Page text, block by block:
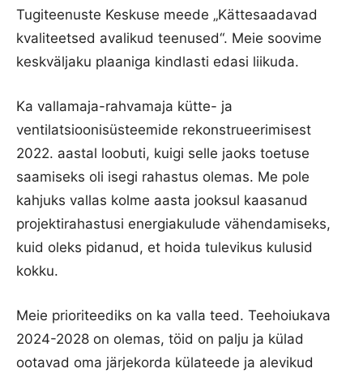
Tugiteenuste Keskuse meede „Kättesaadavad
kvaliteetsed avalikud teenused“. Meie soovime
keskväljaku plaaniga kindlasti edasi liikuda.
Ka vallamaja-rahvamaja kütte- ja
ventilatsioonisüsteemide rekonstrueerimisest
2022. aastal loobuti, kuigi selle jaoks toetuse
saamiseks oli isegi rahastus olemas. Me pole
kahjuks vallas kolme aasta jooksul kaasanud
projektirahastusi energiakulude vähendamiseks,
kuid oleks pidanud, et hoida tulevikus kulusid
kokku.
Meie prioriteediks on ka valla teed. Teehoiukava
2024-2028 on olemas, töid on palju ja külad
ootavad oma järjekorda külateede ja alevikud